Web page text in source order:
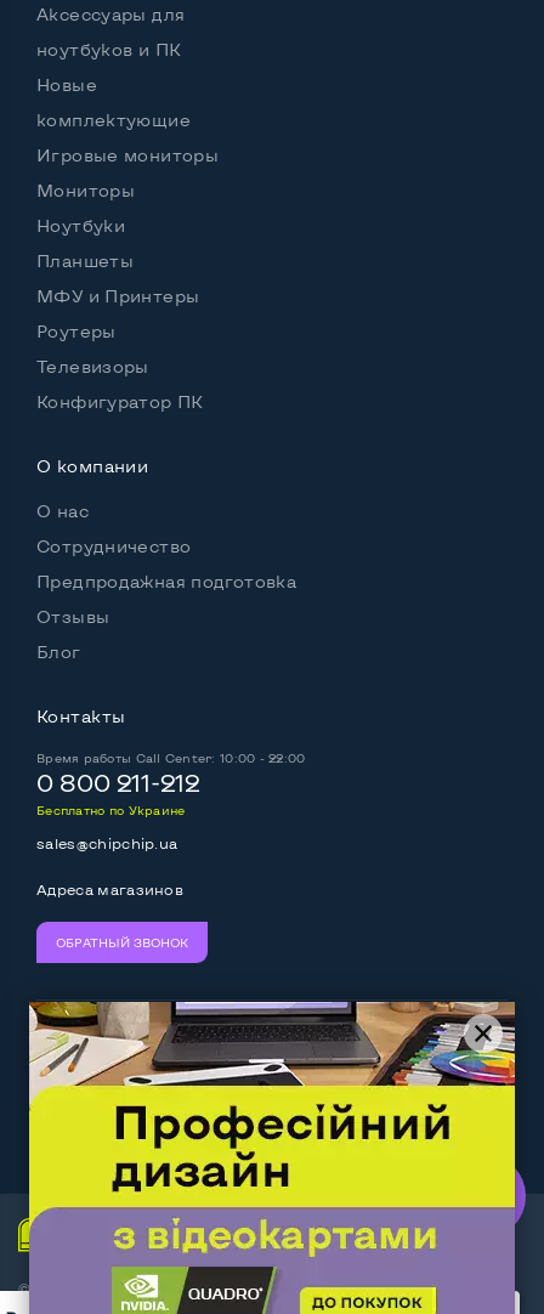
Возможности видеокарты:
Тип видеокарты
Видеопроцессор ноутбука
Размер видеопамяти, Гб
Удобство пользования:
Материал корпуса
Подсветка клавиатуры
Русские и украинские буквы на клавиатуре
Операционная система
Разъемы подключения:
Выход Display port
Выход mini Display port
Выход HDMIДа
Разъем для наушников 3.5 мм
Разъем для микрофона
Выход Gigabit Ethernet LANДа
Выход USB 2_0Нет
Выход USB 3_0 2-4 шт
Выход Com PortНет
Беспроводные подключения:
Аксессуары для
ноутбуков и ПК
Новые
комплектующие
Игровые мониторы
Мониторы
Ноутбуки
Планшеты
МФУ и Принтеры
Роутеры
Телевизоры
Конфигуратор ПК
О компании
О нас
Сотрудничество
Предпродажная подготовка
Отзывы
Блог
Контакты
Время работы Call Center: 10:00 - 22:00
0 800 211-212
Бесплатно по Украине
sales@chipchip.ua
Адреса магазинов
ОБРАТНЫЙ ЗВОНОК
Мы принимаем: Следите за нами:
Work.ua— самий кльовий
наш партнер
© Интернет-магазин ChipChip - компьютерная техника и